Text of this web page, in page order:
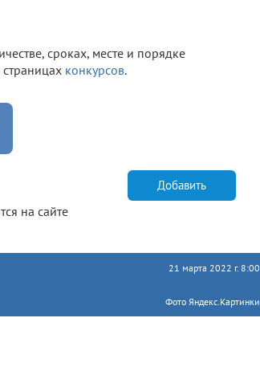
сроках, месте и порядке
конкурсов.
на сайте
Добавить
21 марта 2022 г. 8:00
Фото Яндекс.Картинки